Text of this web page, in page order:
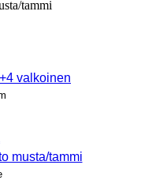
valkoinen
musta/tammi